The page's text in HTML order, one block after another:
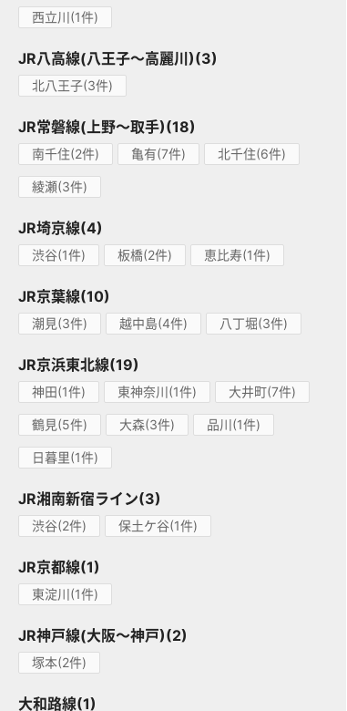
西立川(1件)
JR八高線(八王子～高麗川)(3)
北八王子(3件)
JR常磐線(上野～取手)(18)
南千住(2件) 亀有(7件) 北千住(6件)
綾瀬(3件)
JR埼京線(4)
渋谷(1件) 板橋(2件) 恵比寿(1件)
JR京葉線(10)
潮見(3件) 越中島(4件) 八丁堀(3件)
JR京浜東北線(19)
神田(1件) 東神奈川(1件) 大井町(7件)
鶴見(5件) 大森(3件) 品川(1件)
日暮里(1件)
JR湘南新宿ライン(3)
渋谷(2件) 保土ケ谷(1件)
JR京都線(1)
東淀川(1件)
JR神戸線(大阪～神戸)(2)
塚本(2件)
大和路線(1)